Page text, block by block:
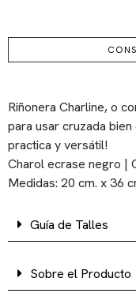
Riñonera Charline, o
para usar cruzada
practica y versátil!
Charol ecrase negro |
Medidas: 20 cm. x 36
Guía de Talles
Sobre el Producto